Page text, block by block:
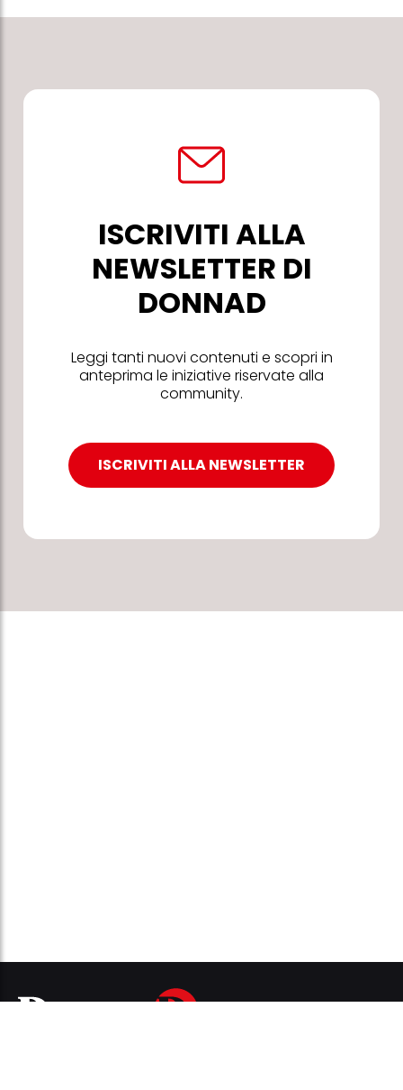
ISCRIVITI ALLA
NEWSLETTER DI
DONNAD
Leggi tanti nuovi contenuti e scopri in
anteprima le iniziative riservate alla
community.
ISCRIVITI ALLA NEWSLETTER